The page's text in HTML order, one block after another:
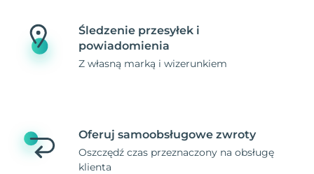
Śledzenie przesyłek i
powiadomienia
Z własną marką i wizerunkiem
Oferuj samoobsługowe zwroty
Oszczędź czas przeznaczony na obsługę
klienta